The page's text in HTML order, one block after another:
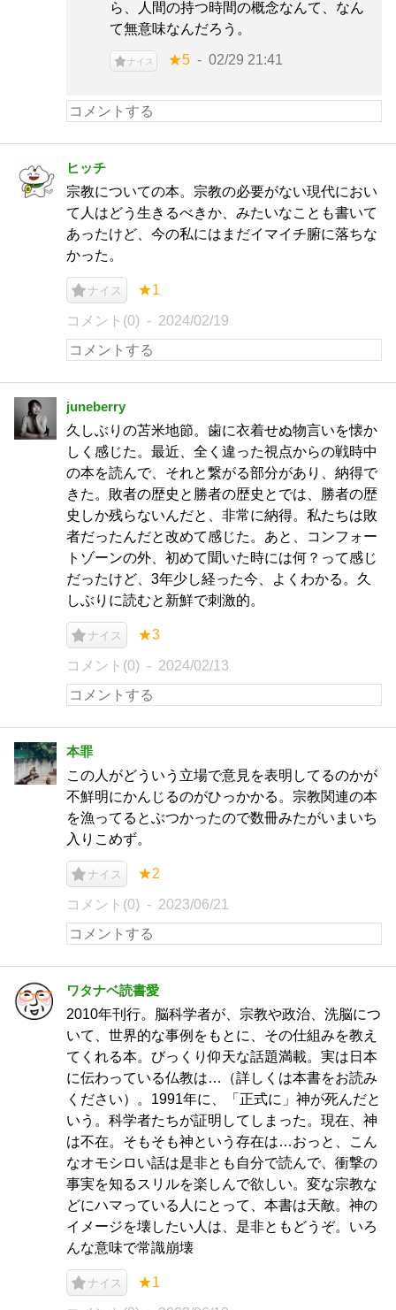
ら、人間の持つ時間の概念なんて、なん
て無意味なんだろう。
ナイス ★5 02/29 21:41
ヒッチ
宗教についての本。宗教の必要がない現代におい
て人はどう生きるべきか、みたいなことも書いて
あったけど、今の私にはまだイマイチ腑に落ちな
かった。
ナイス ★1
コメント(0) 2024/02/19
juneberry
久しぶりの苫米地節。歯に衣着せぬ物言いを懐か
しく感じた。最近、全く違った視点からの戦時中
の本を読んで、それと繋がる部分があり、納得で
きた。敗者の歴史と勝者の歴史とでは、勝者の歴
史しか残らないんだと、非常に納得。私たちは敗
者だったんだと改めて感じた。あと、コンフォー
トゾーンの外、初めて聞いた時には何？って感じ
だったけど、3年少し経った今、よくわかる。久
しぶりに読むと新鮮で刺激的。
ナイス ★3
コメント(0) 2024/02/13
本罪
この人がどういう立場で意見を表明してるのかが
不鮮明にかんじるのがひっかかる。宗教関連の本
を漁ってるとぶつかったので数冊みたがいまいち
入りこめず。
ナイス ★2
コメント(0) 2023/06/21
ワタナベ読書愛
2010年刊行。脳科学者が、宗教や政治、洗脳につ
いて、世界的な事例をもとに、その仕組みを教え
てくれる本。びっくり仰天な話題満載。実は日本
に伝わっている仏教は…（詳しくは本書をお読み
ください）。1991年に、「正式に」神が死んだと
いう。科学者たちが証明してしまった。現在、神
は不在。そもそも神という存在は…おっと、こん
なオモシロい話は是非とも自分で読んで、衝撃の
事実を知るスリルを楽しんで欲しい。変な宗教な
どにハマっている人にとって、本書は天敵。神の
イメージを壊したい人は、是非ともどうぞ。いろ
んな意味で常識崩壊
ナイス ★1